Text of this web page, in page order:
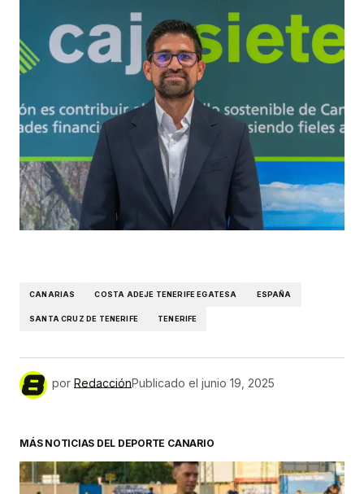
CANARIAS COSTA ADEJE TENERIFE EGATESA ESPAÑA
SANTA CRUZ DE TENERIFE TENERIFE
por RedacciónPublicado el junio 19, 2025
MÁS NOTICIAS DEL DEPORTE CANARIO